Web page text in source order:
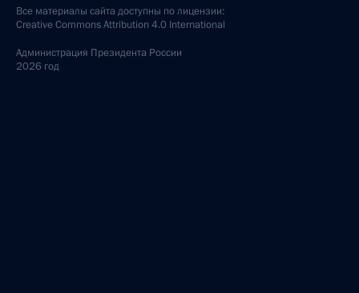
Все материалы сайта доступны по лицензии:
Creative Commons Attribution 4.0 International
Администрация Президента России
2026 год